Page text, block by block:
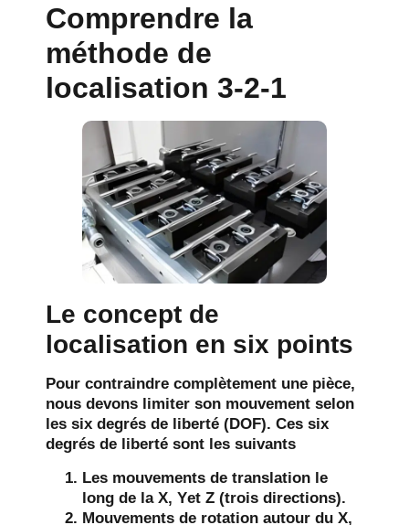
Comprendre la
méthode de
localisation 3-2-1
Le concept de
localisation en six points
Pour contraindre complètement une pièce,
nous devons limiter son mouvement selon
les six degrés de liberté (DOF). Ces six
degrés de liberté sont les suivants
Les mouvements de translation le
long de la X, Yet Z (trois directions).
Mouvements de rotation autour du X,